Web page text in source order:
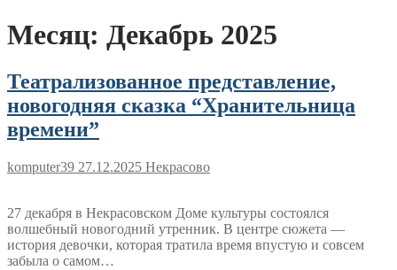
Месяц: Декабрь 2025
Театрализованное представление,
новогодняя сказка “Хранительница
времени”
komputer39 27.12.2025 Некрасово
27 декабря в Некрасовском Доме культуры состоялся
волшебный новогодний утренник. В центре сюжета —
история девочки, которая тратила время впустую и совсем
забыла о самом…